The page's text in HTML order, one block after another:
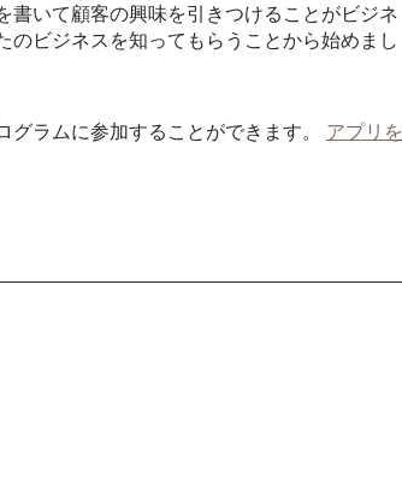
書いて顧客の興味を引きつけることがビジネ
のビジネスを知ってもらうことから始めまし
ラムに参加することができます。
アプリを